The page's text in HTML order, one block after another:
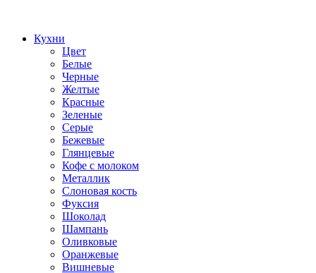
Кухни
Цвет
Белые
Черные
Желтые
Красные
Зеленые
Серые
Бежевые
Глянцевые
Кофе с молоком
Металлик
Слоновая кость
Фуксия
Шоколад
Шампань
Оливковые
Оранжевые
Вишневые